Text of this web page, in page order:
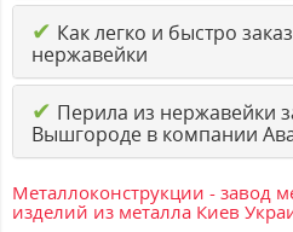
✔ Как легко и быстро
нержавейки
✔ Перила из нержавейки
Вышгороде в компании
Металлоконструкции - завод
изделий из металла Киев